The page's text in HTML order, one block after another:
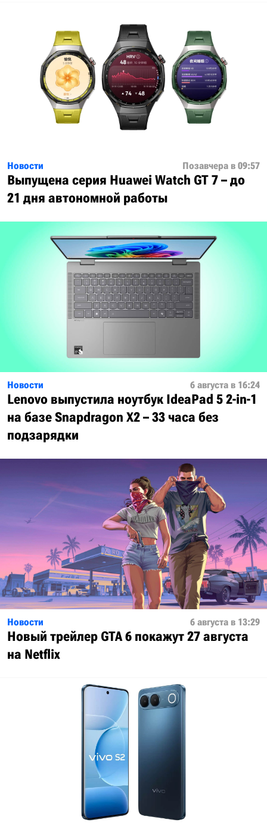
Новости Позавчера в 09:57
Выпущена серия Huawei Watch GT 7 – до
21 дня автономной работы
Новости 6 августа в 16:24
Lenovo выпустила ноутбук IdeaPad 5 2-in-1
на базе Snapdragon X2 – 33 часа без
подзарядки
Новости 6 августа в 13:29
Новый трейлер GTA 6 покажут 27 августа
на Netflix